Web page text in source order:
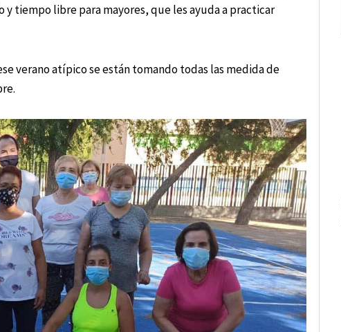
tiempo libre para mayores, que les ayuda a practicar
verano atípico se están tomando todas las medida de